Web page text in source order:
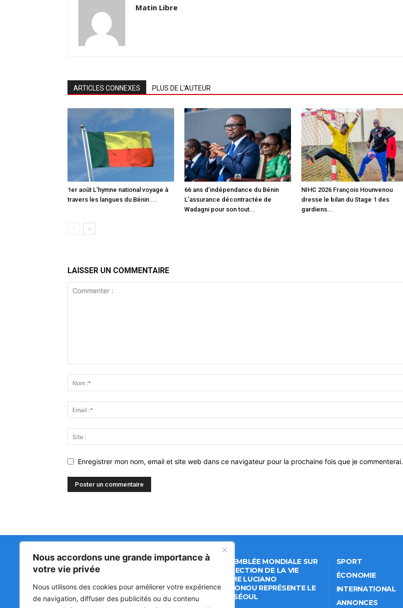
Nous accordons une grande importance à
votre vie privée
Nous utilisons des cookies pour améliorer votre expérience
de navigation, diffuser des publicités ou du contenu
Matin Libre
ARTICLES CONNEXES PLUS DE L'AUTEUR
1er août L’hymne national voyage à
travers les langues du Bénin ...
66 ans d’indépendance du Bénin
L’assurance décontractée de
Wadagni pour son tout...
‎NIHC 2026 François Hounvenou
dresse le bilan du Stage 1 des
gardiens...
LAISSER UN COMMENTAIRE
Enregistrer mon nom, email et site web dans ce navigateur pour la prochaine fois que je commenterai.
Matin Libre
Premiers sur l'info !
47ᵉ ASSEMBLÉE MONDIALE SUR
LA PROTECTION DE LA VIE
PRIVÉE: ME LUCIANO
HOUNKPONOU REPRÉSENTE LE
BÉNIN À SÉOUL
SPORT
ÉCONOMIE
INTERNATIONAL
ANNONCES